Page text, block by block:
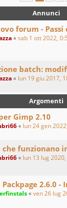
Annunci
forum - Passi
«sab 1 ott 2022,
batch:
« lun 19 giu 2017,
Argomenti
Gimp 2.10
« lun 24 gen
funzionano
« lun 13 lug
2.6.0 -
«ven 26 lug